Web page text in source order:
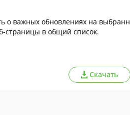
о важных обновлениях на выбранн
страницы в общий список.
Скачать